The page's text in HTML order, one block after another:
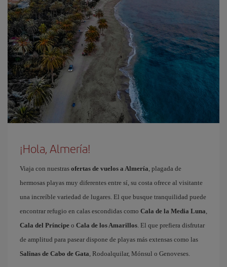
¡Hola, Almería!
Viaja con nuestras ofertas de vuelos a Almería, plagada de
hermosas playas muy diferentes entre sí, su costa ofrece al visitante
una increíble variedad de lugares. El que busque tranquilidad puede
encontrar refugio en calas escondidas como Cala de la Media Luna,
Cala del Príncipe o Cala de los Amarillos. El que prefiera disfrutar
de amplitud para pasear dispone de playas más extensas como las
Salinas de Cabo de Gata, Rodoalquilar, Mónsul o Genoveses.